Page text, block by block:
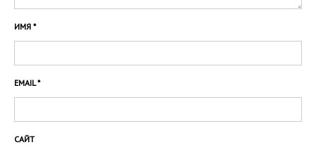
ИМЯ *
EMAIL*
САЙТ